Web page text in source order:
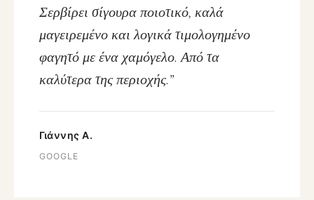
Σερβίρει σίγουρα ποιοτικό, καλά
μαγειρεμένο και λογικά τιμολογημένο
φαγητό με ένα χαμόγελο. Από τα
καλύτερα της περιοχής.”
Γιάννης Α.
GOOGLE